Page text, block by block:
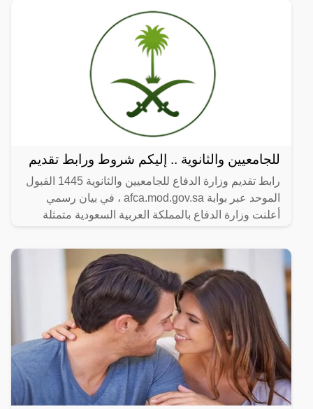
للجامعيين والثانوية .. إليكم شروط ورابط تقديم
رابط تقديم وزارة الدفاع للجامعيين والثانوية 1445 القبول
الموحد عبر بوابة afca.mod.gov.sa ، في بيان رسمي
أعلنت وزارة الدفاع بالمملكة العربية السعودية متمثلة